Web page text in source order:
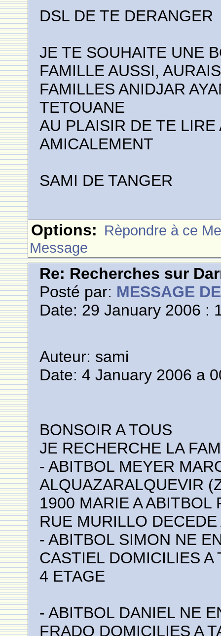
DSL DE TE DERANGER
JE TE SOUHAITE UNE
FAMILLE AUSSI,
FAMILLES ANIDJAR
TETOUANE
AU PLAISIR DE TE LIRE
AMICALEMENT
SAMI DE TANGER
Options: Rèpondre à ce
Message
Re: Recherches sur
Posté par: MESSAGE
Date: 29 January 2006 :
Auteur: sami
Date: 4 January 2006 a
BONSOIR A TOUS
JE RECHERCHE LA
- ABITBOL MEYER
ALQUAZARALQUEVIR
1900 MARIE A ABITBOL
RUE MURILLO
- ABITBOL SIMON NE
CASTIEL DOMICILIES
4 ETAGE
- ABITBOL DANIEL NE
FRADO DOMICILIES A